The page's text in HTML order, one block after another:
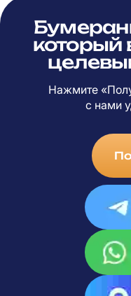
который
Нажмите
с нами